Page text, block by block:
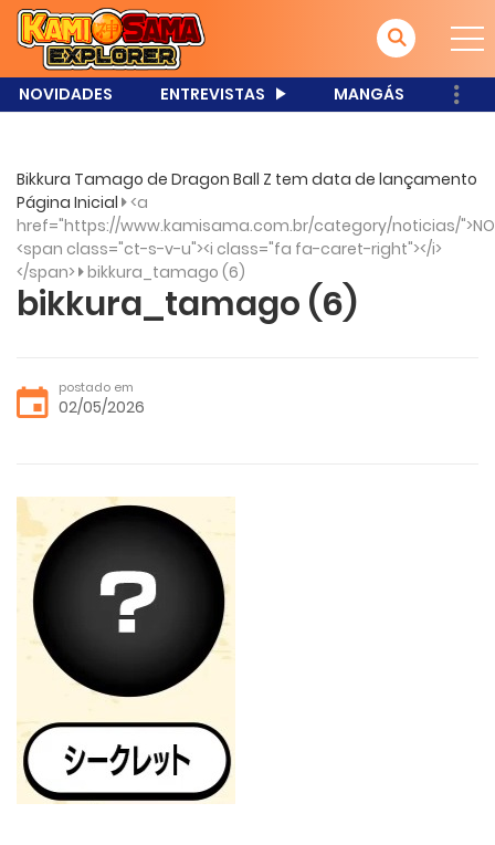
NOVIDADES ENTREVISTAS MANGÁS
Bikkura Tamago de Dragon Ball Z tem data de lançamento
Página Inicial <a
href="https://www.kamisama.com.br/category/noticias/
<span class="ct-s-v-u"><i class="fa fa-caret-right"></i>
</span> bikkura_tamago (6)
bikkura_tamago (6)
postado em
02/05/2026